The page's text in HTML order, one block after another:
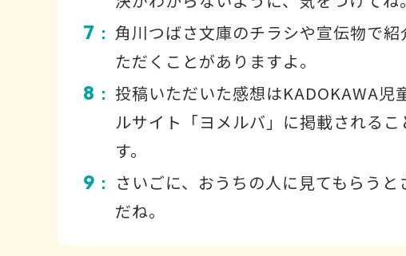
7 ： 角川つばさ文庫のチラシや宣伝物で紹
ただくことがありますよ。
8 ： 投稿いただいた感想はKADOKAWA児
ルサイト「ヨメルバ」に掲載されるこ
す。
9 ：
さいごに、おうちの人に見てもらうと
だね。